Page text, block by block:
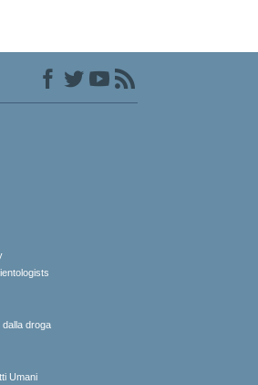
dalla droga
Umani